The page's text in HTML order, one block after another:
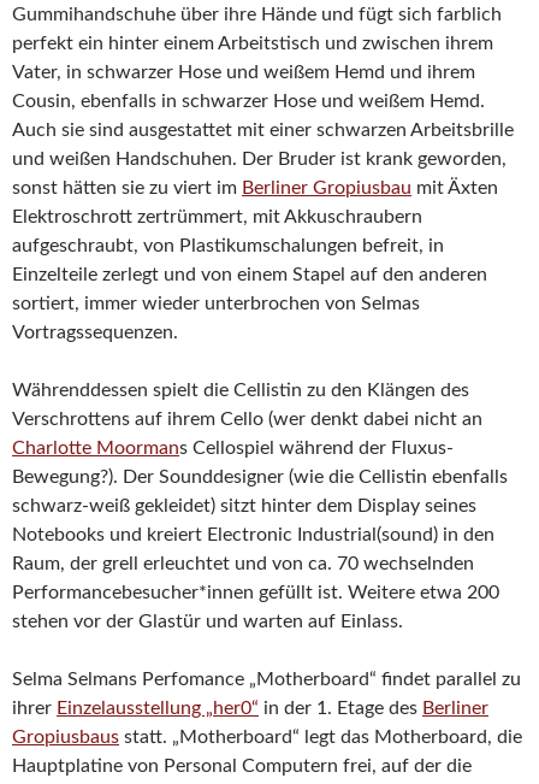
Gummihandschuhe über ihre Hände und fügt sich farblich
perfekt ein hinter einem Arbeitstisch und zwischen ihrem
Vater, in schwarzer Hose und weißem Hemd und ihrem
Cousin, ebenfalls in schwarzer Hose und weißem Hemd.
Auch sie sind ausgestattet mit einer schwarzen Arbeitsbrille
und weißen Handschuhen. Der Bruder ist krank geworden,
sonst hätten sie zu viert im Berliner Gropiusbau mit Äxten
Elektroschrott zertrümmert, mit Akkuschraubern
aufgeschraubt, von Plastikumschalungen befreit, in
Einzelteile zerlegt und von einem Stapel auf den anderen
sortiert, immer wieder unterbrochen von Selmas
Vortragssequenzen.
Währenddessen spielt die Cellistin zu den Klängen des
Verschrottens auf ihrem Cello (wer denkt dabei nicht an
Charlotte Moormans Cellospiel während der Fluxus-
Bewegung?). Der Sounddesigner (wie die Cellistin ebenfalls
schwarz-weiß gekleidet) sitzt hinter dem Display seines
Notebooks und kreiert Electronic Industrial(sound) in den
Raum, der grell erleuchtet und von ca. 70 wechselnden
Performancebesucher*innen gefüllt ist. Weitere etwa 200
stehen vor der Glastür und warten auf Einlass.
Selma Selmans Perfomance „Motherboard“ findet parallel zu
ihrer Einzelausstellung „her0“ in der 1. Etage des Berliner
Gropiusbaus statt. „Motherboard“ legt das Motherboard, die
Hauptplatine von Personal Computern frei, auf der die